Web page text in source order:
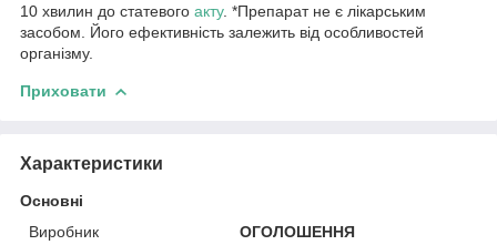
10 хвилин до статевого акту. *Препарат не є лікарським
засобом. Його ефективність залежить від особливостей
організму.
Приховати
Характеристики
Основні
Виробник
ОГОЛОШЕННЯ